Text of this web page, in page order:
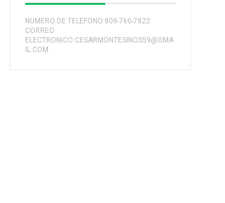
NUMERO DE TELEFONO:809-760-7822
CORREO
ELECTRONICO:CESARMONTESINOS59@GMA
IL.COM